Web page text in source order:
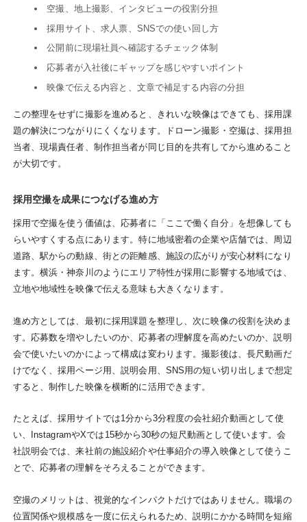
空撮、地上撮影、インタビューの役割分担
採用サイト、求人票、SNSでの使い回し方
公開前に現場社員へ確認するチェック体制
応募者が入社後にギャップを感じやすいポイント
映像で伝える内容と、文章で補足する内容の分担
この整理をせずに撮影を進めると、きれいな映像はできても、採用課
題の解決につながりにくくなります。ドローン撮影・空撮は、採用担
当者、現場責任者、制作担当者が同じ目的を共有してから進めること
が大切です。
採用空撮を成果につなげる進め方
採用で空撮を使う価値は、応募者に「ここで働く自分」を想像しても
らいやすくする点にあります。特に地域密着の企業や店舗では、周辺
道路、駅からの動線、街との距離感、施設の広がりが安心材料になり
ます。横浜・神奈川のようにエリア特性が採用に影響する地域では、
立地や地域性を映像で伝える意味も大きくなります。
進め方としては、最初に採用課題を整理し、次に映像の役割を決めま
す。応募数を増やしたいのか、応募者の理解度を高めたいのか、説明
会で使いたいのかによって構成は変わります。撮影後は、長尺動画だ
けでなく、採用ページ用、説明会用、SNS用の短い切り出しまで想定
すると、制作した映像を横断的に活用できます。
たとえば、採用サイトでは1分から3分程度の会社紹介動画として使
い、InstagramやXでは15秒から30秒の短尺動画として使います。会
社説明会では、来社前の施設紹介や仕事紹介の導入映像として使うこ
とで、応募者の理解をそろえることができます。
空撮のメリットは、視覚的なインパクトだけではありません。職場の
位置関係や規模感を一度に伝えられるため、説明にかかる時間を短縮